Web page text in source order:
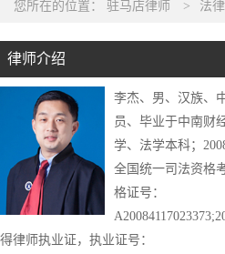
您所在的位置： 驻马店律师 > 法
律师介绍
李杰、男、汉族、
员、毕业于中南财
学、法学本科；
全国统一司法资格
格证号：
得律师执业证，执业证号：